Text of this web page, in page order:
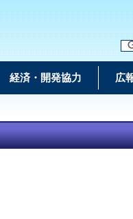
経済・開発協力 広